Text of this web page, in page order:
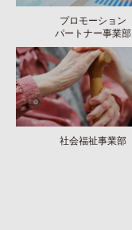
プロモーション
パートナー事業部
社会福祉事業部